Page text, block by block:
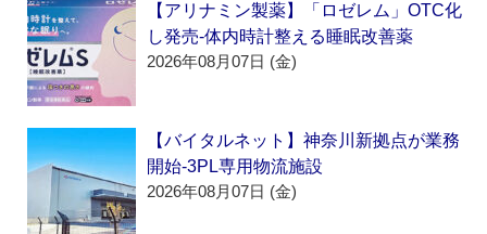
【アリナミン製薬】「ロゼレム」OTC化
し発売‐体内時計整える睡眠改善薬
2026年08月07日 (金)
【バイタルネット】神奈川新拠点が業務
開始‐3PL専用物流施設
2026年08月07日 (金)